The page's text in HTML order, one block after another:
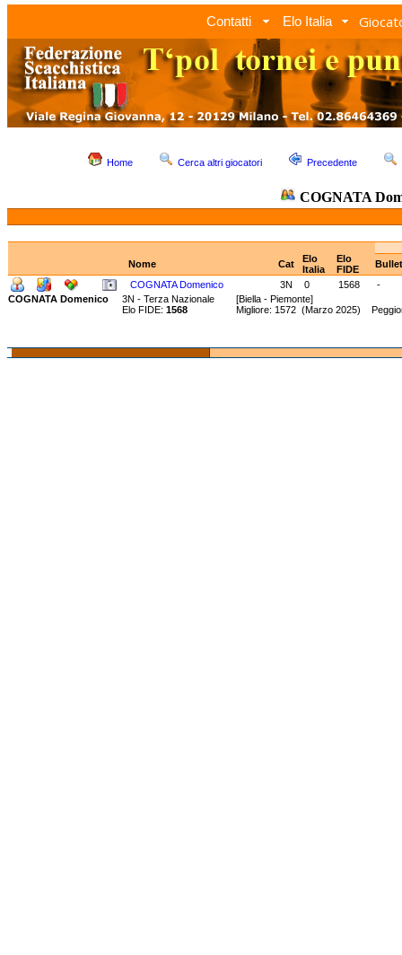
Contatti Elo Italia
Home Cerca altri giocatori Precedente
COGNATA
Nome Cat
Elo
Italia
Elo
FIDE
COGNATA Domenico
3N 0 1568
-
COGNATA Domenico
3N - Terza Nazionale [Biella - Piemonte]
Elo FIDE: 1568 Migliore: 1572 (Marzo 2025)